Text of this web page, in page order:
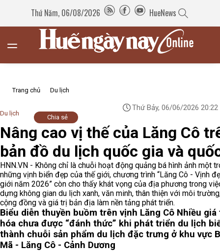
Thứ Năm, 06/08/2026 HueNews
Trang chủ Du lịch
Du lịch
Thứ Bảy, 06/06/2026 20:22
Chia sẻ
Nâng cao vị thế của Lăng Cô
bản đồ du lịch quốc gia và
HNN.VN - Không chỉ là chuỗi hoạt động quảng bá hình ảnh một
những vịnh biển đẹp của thế giới, chương trình “Lăng Cô - Vịnh
giới năm 2026” còn cho thấy khát vọng của địa phương trong
dựng không gian du lịch xanh, văn minh, thân thiện với môi
cộng đồng và giá trị bản địa làm nền tảng phát triển.
Biểu diễn thuyền buồm trên vịnh Lăng Cô Nhiều giá
hóa chưa được “đánh thức” khi phát triển du lịch
thành chuỗi sản phẩm du lịch đặc trưng ở khu vực
Mã - Lăng Cô - Cảnh Dương